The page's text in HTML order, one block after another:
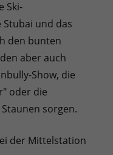
Ski-
und das
den bunten
aber auch
Show, die
oder die
sorgen.
der Mittelstation